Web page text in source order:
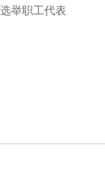
举职工代表